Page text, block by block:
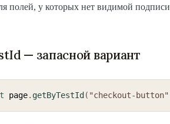
полей, у которых нет видимой
— запасной вариант
page. getByTestId ( "checkout-button"